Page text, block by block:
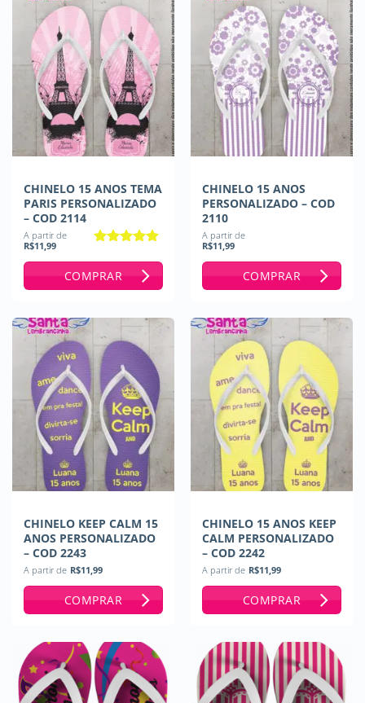
CHINELO 15 ANOS TEMA
PARIS PERSONALIZADO
– COD 2114
A partir de
R$11,99
COMPRAR
CHINELO 15 ANOS
PERSONALIZADO – COD
2110
A partir de
R$11,99
COMPRAR
CHINELO KEEP CALM 15
ANOS PERSONALIZADO
– COD 2243
A partir de R$11,99
COMPRAR
CHINELO 15 ANOS KEEP
CALM PERSONALIZADO
– COD 2242
A partir de R$11,99
COMPRAR